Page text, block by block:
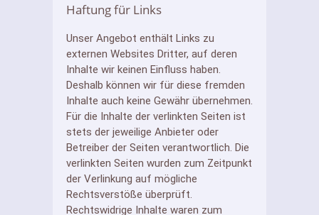
Haftung für Links
Unser Angebot enthält Links zu
externen Websites Dritter, auf deren
Inhalte wir keinen Einfluss haben.
Deshalb können wir für diese fremden
Inhalte auch keine Gewähr übernehmen.
Für die Inhalte der verlinkten Seiten ist
stets der jeweilige Anbieter oder
Betreiber der Seiten verantwortlich. Die
verlinkten Seiten wurden zum Zeitpunkt
der Verlinkung auf mögliche
Rechtsverstöße überprüft.
Rechtswidrige Inhalte waren zum